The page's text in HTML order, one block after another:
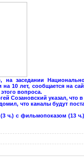
заседании
10 лет, сообщается на
вопроса.
Созановский указал, что
что каналы будут
ч.) с фильмопоказом (13